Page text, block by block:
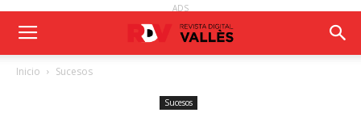
ADS
Inicio Sucesos
Sucesos